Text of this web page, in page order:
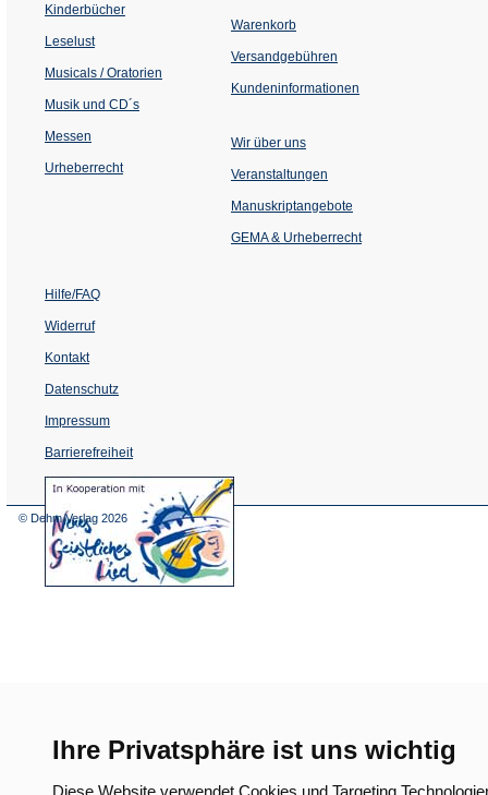
Ihre Privatsphäre ist uns wichtig
Diese Website verwendet Cookies und Targeting
Kinderbücher
Leselust
Musicals / Oratorien
Musik und CD´s
Messen
Urheberrecht
Warenkorb
Versandgebühren
Kundeninformationen
Wir über uns
Veranstaltungen
einem
Tab)
Manuskriptangebote
GEMA & Urheberrecht
Hilfe/FAQ
Widerruf
Kontakt
Datenschutz
Impressum
Barrierefreiheit
(Öffnet
in
© Dehm Verlag 2026